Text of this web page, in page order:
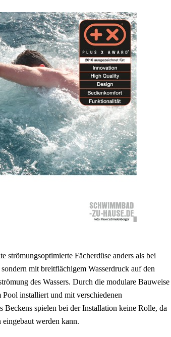
strömungsoptimierte Fächerdüse anders als bei
mit breitflächigem Wasserdruck auf den
des Wassers. Durch die modulare Bauweise
installiert und mit verschiedenen
Beckens spielen bei der Installation keine Rolle, da
werden kann.